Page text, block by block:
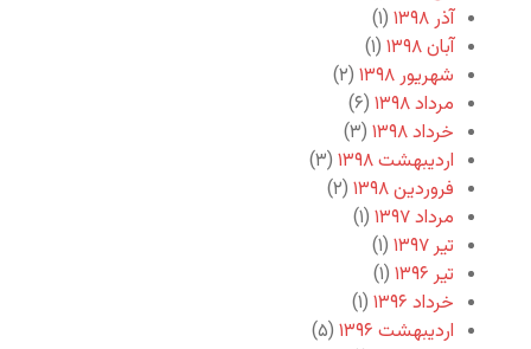
آذر ۱۳۹۸
(۱)
آبان ۱۳۹۸
(۱)
شهریور ۱۳۹۸
(۲)
مرداد ۱۳۹۸
(۶)
خرداد ۱۳۹۸
(۳)
اردیبهشت ۱۳۹۸
(۳)
فروردین ۱۳۹۸
(۲)
مرداد ۱۳۹۷
(۱)
تیر ۱۳۹۷
(۱)
تیر ۱۳۹۶
(۱)
خرداد ۱۳۹۶
(۱)
اردیبهشت ۱۳۹۶
(۵)